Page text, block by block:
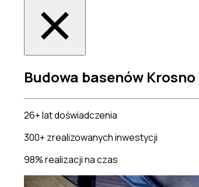
Budowa basenów Krosno
26+ lat doświadczenia
300+ zrealizowanych inwestycji
98% realizacji na czas